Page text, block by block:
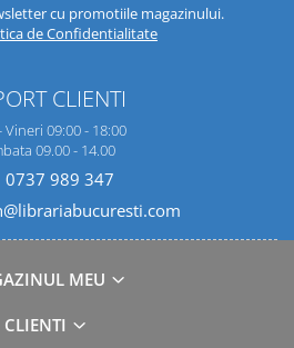
cu promotiile magazinului.
de Confidentialitate
CLIENTI
Vineri 09:00 - 18:00
09.00 - 14.00
0737 989 347
MEU
CLIENTI